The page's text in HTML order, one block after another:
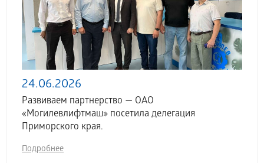
24.06.2026
Развиваем партнерство — ОАО
«Могилевлифтмаш» посетила делегация
Приморского края.
Подробнее